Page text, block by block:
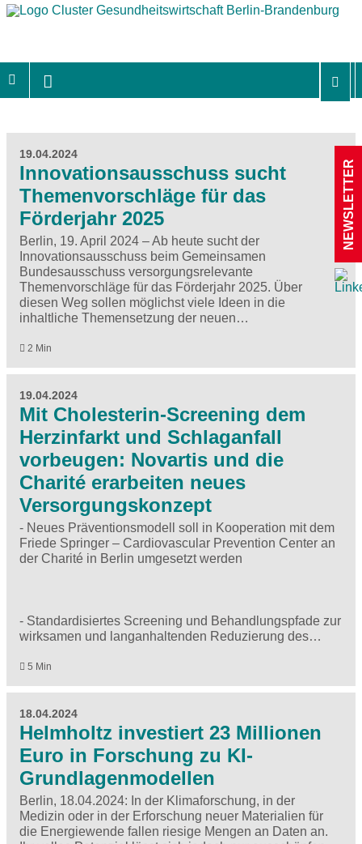
19.04.2024
Innovationsausschuss sucht
Themenvorschläge für das
Förderjahr 2025
Berlin, 19. April 2024 – Ab heute sucht der
Innovationsausschuss beim Gemeinsamen
Bundesausschuss versorgungsrelevante
Themenvorschläge für das Förderjahr 2025. Über
diesen Weg sollen möglichst viele Ideen in die
inhaltliche Themensetzung der neuen…
2 Min
19.04.2024
Mit Cholesterin-Screening dem
Herzinfarkt und Schlaganfall
vorbeugen: Novartis und die
Charité erarbeiten neues
Versorgungskonzept
- Neues Präventionsmodell soll in Kooperation mit dem
Friede Springer – Cardiovascular Prevention Center an
der Charité in Berlin umgesetzt werden
- Standardisiertes Screening und Behandlungspfade zur
wirksamen und langanhaltenden Reduzierung des…
5 Min
18.04.2024
Helmholtz investiert 23 Millionen
Euro in Forschung zu KI-
Grundlagenmodellen
Berlin, 18.04.2024: In der Klimaforschung, in der
Medizin oder in der Erforschung neuer Materialien für
die Energiewende fallen riesige Mengen an Daten an.
NEWSLETTER